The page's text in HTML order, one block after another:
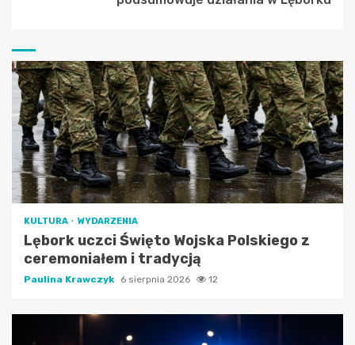
KULTURA WYDARZENIA
Lębork uczci Święto Wojska Polskiego z
ceremoniałem i tradycją
Paulina Krawczyk 6 sierpnia 2026 12